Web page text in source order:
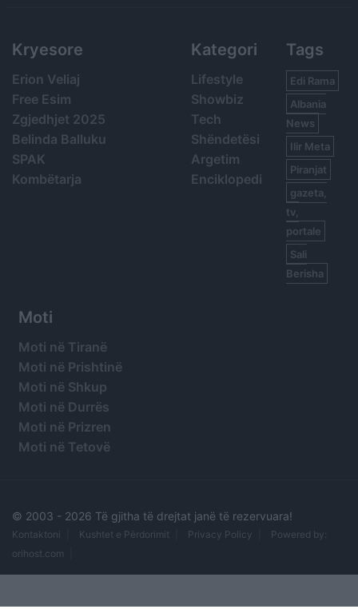
Kryesore
Erion Veliaj
Free Esim
Zgjedhjet 2025
Belinda Balluku
SPAK
Kombëtarja
Kategori
Lifestyle
Showbiz
Tech
Shëndetësi
Argetim
Enciklopedi
Tags
Edi Rama
Albania
News
Ilir Meta
Piranjat
gazeta,
tv,
portale
Sali
Berisha
Moti
Moti në Tiranë
Moti në Prishtinë
Moti në Shkup
Moti në Durrës
Moti në Prizren
Moti në Tetovë
© 2003 - 2026 Të gjitha të drejtat janë të rezervuara!
Kontaktoni Kushtet e Përdorimit Privacy Policy
Powered by:
orihost.com